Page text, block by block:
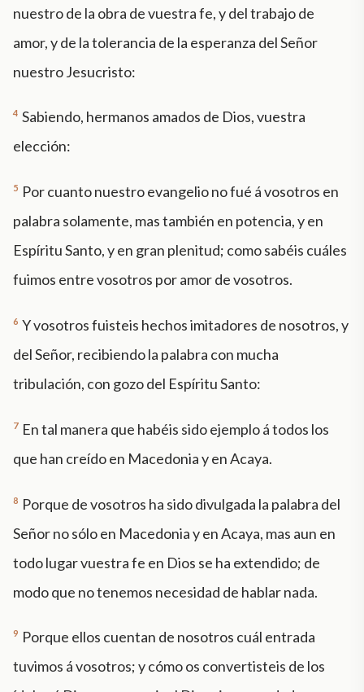
nuestro de la obra de vuestra fe, y del trabajo de
amor, y de la tolerancia de la esperanza del Señor
nuestro Jesucristo:
4 Sabiendo, hermanos amados de Dios, vuestra
elección:
5 Por cuanto nuestro evangelio no fué á vosotros en
palabra solamente, mas también en potencia, y en
Espíritu Santo, y en gran plenitud; como sabéis cuáles
fuimos entre vosotros por amor de vosotros.
6 Y vosotros fuisteis hechos imitadores de nosotros, y
del Señor, recibiendo la palabra con mucha
tribulación, con gozo del Espíritu Santo:
7 En tal manera que habéis sido ejemplo á todos los
que han creído en Macedonia y en Acaya.
8 Porque de vosotros ha sido divulgada la palabra del
Señor no sólo en Macedonia y en Acaya, mas aun en
todo lugar vuestra fe en Dios se ha extendido; de
modo que no tenemos necesidad de hablar nada.
9 Porque ellos cuentan de nosotros cuál entrada
tuvimos á vosotros; y cómo os convertisteis de los